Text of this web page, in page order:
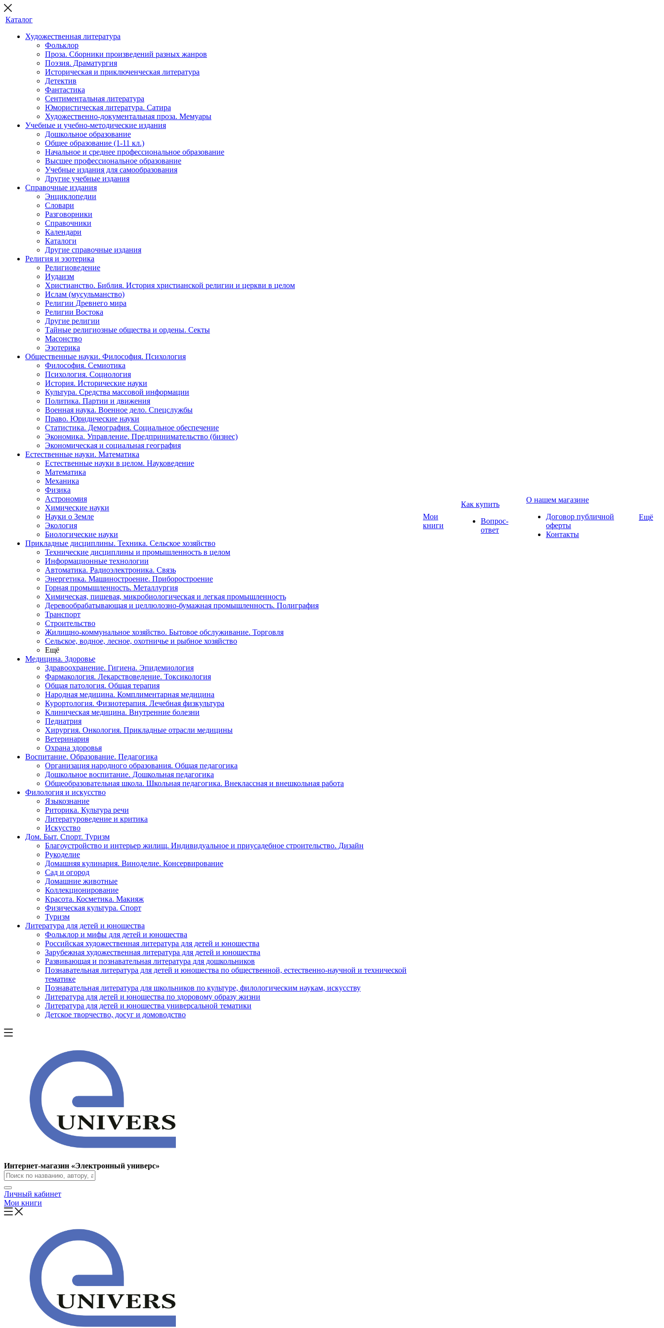
Каталог
Художественная литература
Фольклор
Проза. Сборники произведений разных жанров
Поэзия. Драматургия
Историческая и приключенческая литература
Детектив
Фантастика
Сентиментальная литература
Юмористическая литература. Сатира
Художественно-документальная проза. Мемуары
Учебные и учебно-методические издания
Дошкольное образование
Общее образование (1-11 кл.)
Начальное и среднее профессиональное образование
Высшее профессиональное образование
Учебные издания для самообразования
Другие учебные издания
Справочные издания
Энциклопедии
Словари
Разговорники
Справочники
Календари
Каталоги
Другие справочные издания
Религия и эзотерика
Религиоведение
Иудаизм
Христианство. Библия. История христианской религии и церкви в целом
Ислам (мусульманство)
Религии Древнего мира
Религии Востока
Другие религии
Тайные религиозные общества и ордены. Секты
Масонство
Эзотерика
Общественные науки. Философия. Психология
Философия. Семиотика
Психология. Социология
История. Исторические науки
Культура. Средства массовой информации
Политика. Партии и движения
Военная наука. Военное дело. Спецслужбы
Право. Юридические науки
Статистика. Демография. Социальное обеспечение
Экономика. Управление. Предпринимательство (бизнес)
Экономическая и социальная география
Естественные науки. Математика
Естественные науки в целом. Науковедение
Математика
Механика
Физика
Астрономия
Химические науки
Науки о Земле
Экология
Биологические науки
Прикладные дисциплины. Техника. Сельское хозяйство
Технические дисциплины и промышленность в целом
Информационные технологии
Автоматика. Радиоэлектроника. Связь
Энергетика. Машиностроение. Приборостроение
Горная промышленность. Металлургия
Химическая, пищевая, микробиологическая и легкая промышленность
Деревообрабатывающая и целлюлозно-бумажная промышленность. Полиграфия
Транспорт
Строительство
Жилищно-коммунальное хозяйство. Бытовое обслуживание. Торговля
Сельское, водное, лесное, охотничье и рыбное хозяйство
Ещё
Медицина. Здоровье
Здравоохранение. Гигиена. Эпидемиология
Фармакология. Лекарствоведение. Токсикология
Общая патология. Общая терапия
Народная медицина. Комплиментарная медицина
Курортология. Физиотерапия. Лечебная физкультура
Клиническая медицина. Внутренние болезни
Педиатрия
Хирургия. Онкология. Прикладные отрасли медицины
Ветеринария
Охрана здоровья
Воспитание. Образование. Педагогика
Организация народного образования. Общая педагогика
Дошкольное воспитание. Дошкольная педагогика
Общеобразовательная школа. Школьная педагогика. Внеклассная и внешкольная работа
Филология и искусство
Языкознание
Риторика. Культура речи
Литературоведение и критика
Искусство
Дом. Быт. Спорт. Туризм
Благоустройство и интерьер жилищ. Индивидуальное и приусадебное строительство. Дизайн
Рукоделие
Домашняя кулинария. Виноделие. Консервирование
Сад и огород
Домашние животные
Коллекционирование
Красота. Косметика. Макияж
Физическая культура. Спорт
Туризм
Литература для детей и юношества
Фольклор и мифы для детей и юношества
Российская художественная литература для детей и юношества
Зарубежная художественная литература для детей и юношества
Развивающая и познавательная литература для дошкольников
Познавательная литература для детей и юношества по общественной, естественно-научной и технической
тематике
Познавательная литература для школьников по культуре, филологическим наукам, искусству
Литература для детей и юношества по здоровому образу жизни
Литература для детей и юношества универсальной тематики
Детское творчество, досуг и домоводство
Мои
книги
Как купить
Вопрос-
ответ
О нашем магазине
Договор публичной
оферты
Контакты
Ещё
Интернет-магазин «Электронный универс»
Личный кабинет
Мои книги